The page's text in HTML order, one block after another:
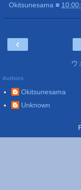
Okitsunesama ■
‹
ウ
Authors
Okitsunesama
Unknown